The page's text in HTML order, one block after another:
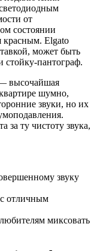
от
состоянии
красным. Elgato
может быть
стойку-пантограф.
высочайшая
шумно,
звуки, но их
за ту чистоту звука,
звуку
отличным
миксовать